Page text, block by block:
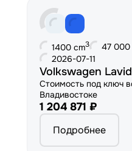
1400 cm3 47 000
2026-07-11
Volkswagen
Стоимость под ключ
Владивостоке
1 204 871 ₽
Подробнее